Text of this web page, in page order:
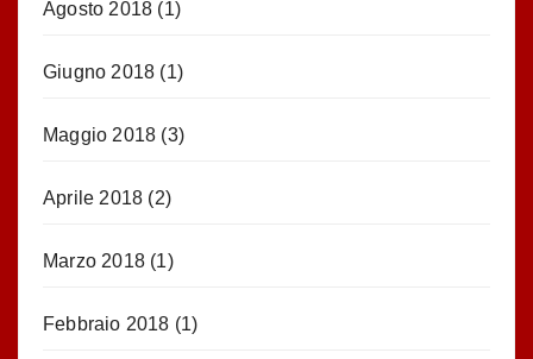
Agosto 2018 (1)
Giugno 2018 (1)
Maggio 2018 (3)
Aprile 2018 (2)
Marzo 2018 (1)
Febbraio 2018 (1)